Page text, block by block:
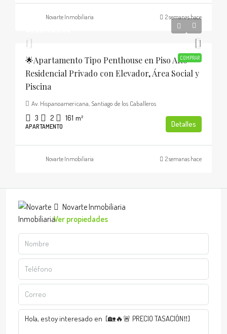
Novarte Inmobiliaria 2 semanas hace
COMPRAR
🌟Apartamento Tipo Penthouse en Piso Alto
Residencial Privado con Elevador, Área Social y
Piscina
Av. Hispanoamericana, Santiago de los Caballeros
3 2 161 m²
APARTAMENTO Detalles
Novarte Inmobiliaria 2 semanas hace
Novarte Inmobiliaria
Ver propiedades